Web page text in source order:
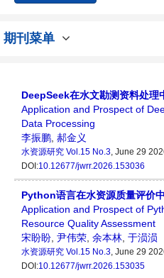
期刊菜单
DeepSeek在水文勘测资料处理
Application and Prospect of
Data Processing
李振鹏 郝金义
水资源研究 Vol.15 No.3, June 29
DOI:10.12677/jwrr.2026.153036
Python语言在水资源质量评价
Application and Prospect of
Resource Quality Assessment
宋盼盼 尹伟荣 余本林 于涢涢
水资源研究 Vol.15 No.3, June 29
DOI:10.12677/jwrr.2026.153035